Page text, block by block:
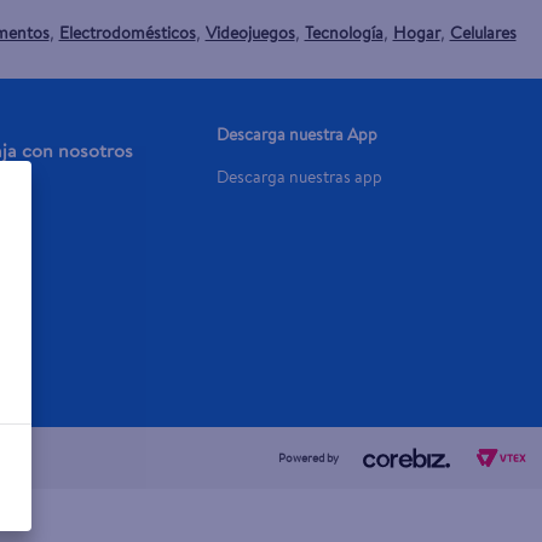
, Electrodomésticos, Videojuegos, Tecnología, Hogar, Celulares
con nosotros
Descarga nuestra App
Descarga nuestras app
Powered by